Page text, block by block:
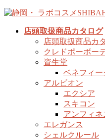
コ
ナ
店頭取扱商品カタログ
店頭取扱商品カ
クレドポーボー
資生堂
ベネフィー
アルビオン
エクシア
スキコン
アンフィネ
エレガンス
シェルクルール